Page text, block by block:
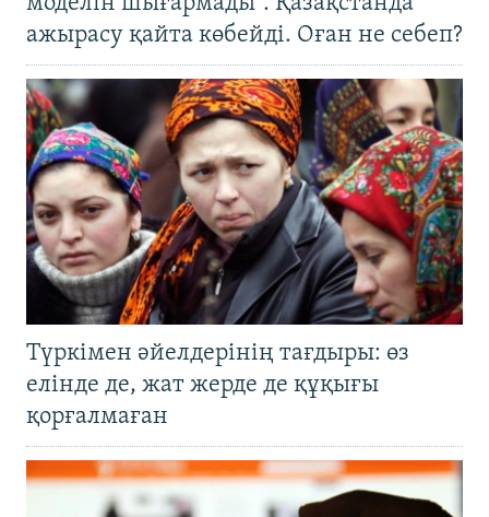
ажырасу қайта көбейді. Оған не себеп?
Түркімен әйелдерінің тағдыры: өз
елінде де, жат жерде де құқығы
қорғалмаған